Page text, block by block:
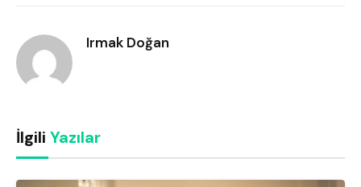
Irmak Doğan
İlgili Yazılar